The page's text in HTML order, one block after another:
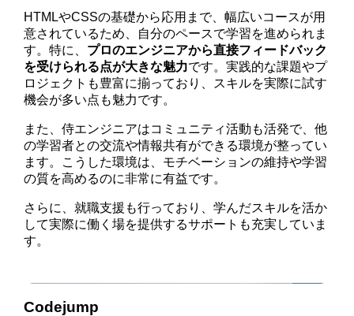
HTMLやCSSの基礎から応用まで、幅広いコースが用
意されているため、自分のペースで学習を進められま
す。特に、 プロのエンジニアから直接フィードバック
を受けられる点が大きな魅力です。実践的な課題やプ
ロジェクトも豊富に揃っており、スキルを実際に試す
機会が多い点も魅力です。
また、侍エンジニアはコミュニティ活動も活発で、他
の学習者との交流や情報共有ができる環境が整ってい
ます。こうした環境は、モチベーションの維持や学習
の質を高めるのに非常に有益です。
さらに、就職支援も行っており、学んだスキルを活か
して実際に働く場を提供するサポートも充実していま
す。
Codejump